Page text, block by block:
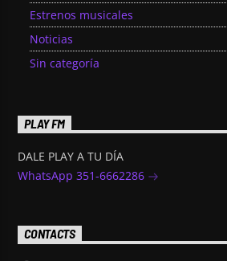
Estrenos musicales
Noticias
Sin categoría
PLAY FM
DALE PLAY A TU DÍA
WhatsApp 351-6662286
CONTACTS